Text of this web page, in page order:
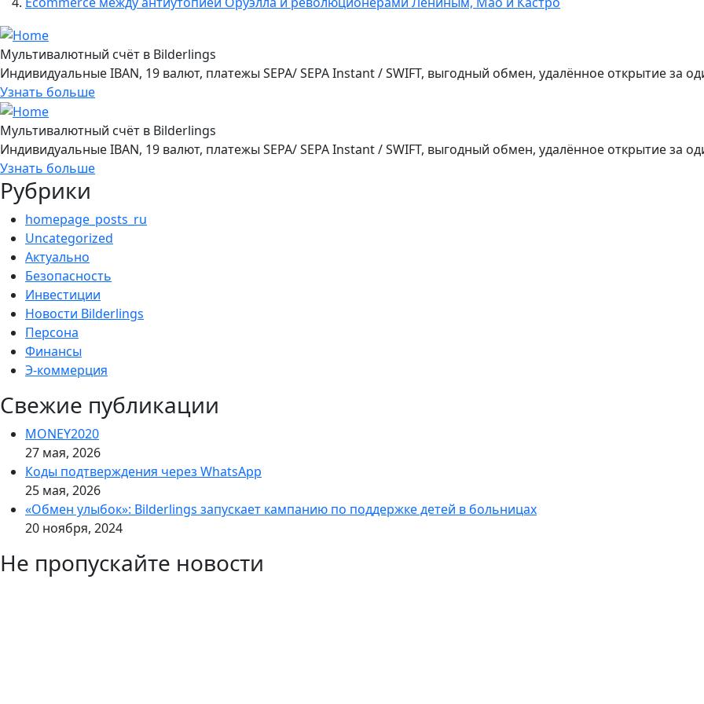
Мультивалютный счёт в Bilderlings
Индивидуальные IBAN, 19 валют, платежы SEPA/ SEPA Instant / SWIFT, выгодный обмен, удалённое открытие за
Узнать больше
Мультивалютный счёт в Bilderlings
Индивидуальные IBAN, 19 валют, платежы SEPA/ SEPA Instant / SWIFT, выгодный обмен, удалённое открытие за
Узнать больше
Рубрики
homepage_posts_ru
Uncategorized
Актуально
Безопасность
Инвестиции
Новости Bilderlings
Персона
Финансы
Э-коммерция
Свежие публикации
MONEY2020
27 мая, 2026
Коды подтверждения через WhatsApp
25 мая, 2026
«Обмен улыбок»: Bilderlings запускает кампанию по поддержке детей в больницах
20 ноября, 2024
Не пропускайте новости